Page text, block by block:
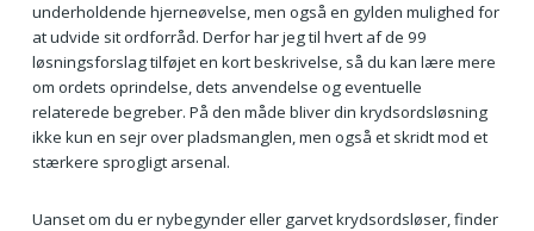
underholdende hjerneøvelse, men også en gylden mulighed for
at udvide sit ordforråd. Derfor har jeg til hvert af de 99
løsningsforslag tilføjet en kort beskrivelse, så du kan lære mere
om ordets oprindelse, dets anvendelse og eventuelle
relaterede begreber. På den måde bliver din krydsordsløsning
ikke kun en sejr over pladsmanglen, men også et skridt mod et
stærkere sprogligt arsenal.
Uanset om du er nybegynder eller garvet krydsordsløser, finder